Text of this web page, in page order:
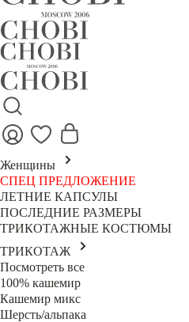
Женщины
СПЕЦ ПРЕДЛОЖЕНИЕ
ЛЕТНИЕ КАПСУЛЫ
ПОСЛЕДНИЕ РАЗМЕРЫ
ТРИКОТАЖНЫЕ КОСТЮМЫ
ТРИКОТАЖ
Посмотреть все
100% кашемир
Кашемир микс
Шерсть/альпака